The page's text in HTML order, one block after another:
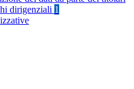
dirigenziali 1